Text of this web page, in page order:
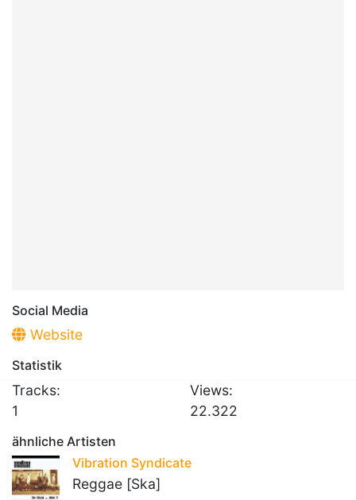
Social Media
Website
Statistik
Tracks:
1
Views:
22.322
ähnliche Artisten
Vibration Syndicate
Reggae [Ska]